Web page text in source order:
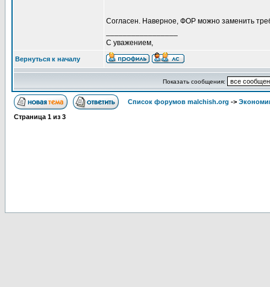
Согласен. Наверное, ФОР можно заменить
С уважением,
Вернуться к началу
Показать сообщения:
Список форумов malchish.org ->
Страница 1 из 3